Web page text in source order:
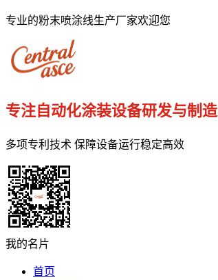
专业的粉末喷涂线生产厂家欢迎您
专注自动化涂装设备研发与制造
多项专利技术 保障设备运行稳定高效
我的名片
首页